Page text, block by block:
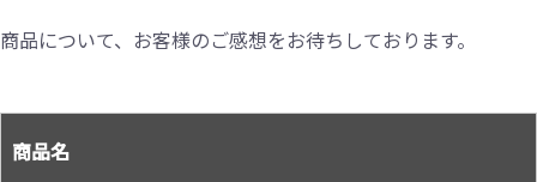
商品について、お客様のご感想をお待ちしております。
商品名